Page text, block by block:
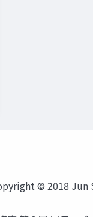
© 2018 Jun